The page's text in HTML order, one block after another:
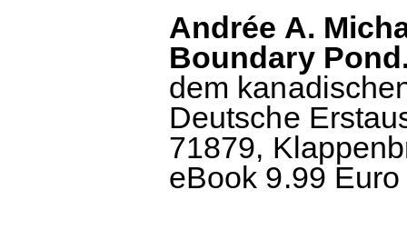
Andrée A.
Boundary
dem
Deutsche
71879,
eBook 9.99